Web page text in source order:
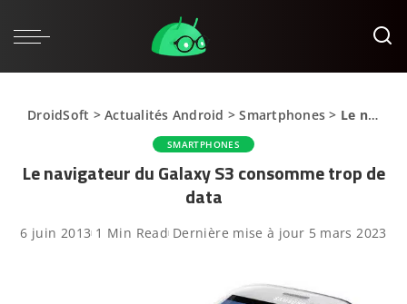
DroidSoft >Actualités Android >Smartphones > Le navigateur du Galaxy S3 consomme trop de data
SMARTPHONES
Le navigateur du Galaxy S3 consomme trop de
data
6 juin 2013 1 Min Read Dernière mise à jour 5 mars 2023